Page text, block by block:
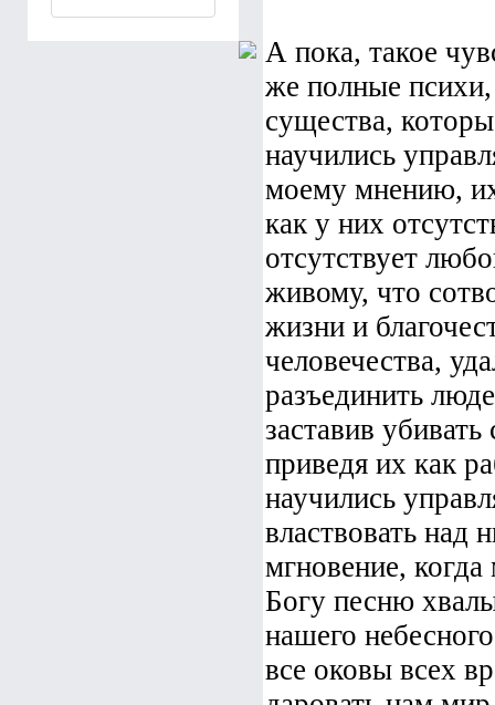
А пока, такое
же полные
существа,
научились
моему мнению,
как у них
отсутствует
живому, что
жизни и
человечества,
разъединить
заставив
приведя их как
научились
властвовать
мгновение,
Богу песню
нашего
все оковы всех